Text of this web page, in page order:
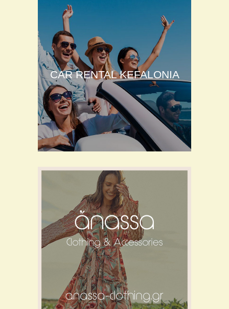
CAR RENTAL KEFALONIA